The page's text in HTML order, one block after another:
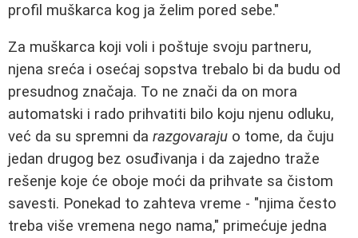
profil muškarca kog ja želim pored sebe."
Za muškarca koji voli i poštuje svoju partneru,
njena sreća i osećaj sopstva trebalo bi da budu od
presudnog značaja. To ne znači da on mora
automatski i rado prihvatiti bilo koju njenu odluku,
već da su spremni da razgovaraju o tome, da čuju
jedan drugog bez osuđivanja i da zajedno traže
rešenje koje će oboje moći da prihvate sa čistom
savesti. Ponekad to zahteva vreme - "njima često
treba više vremena nego nama," primećuje jedna